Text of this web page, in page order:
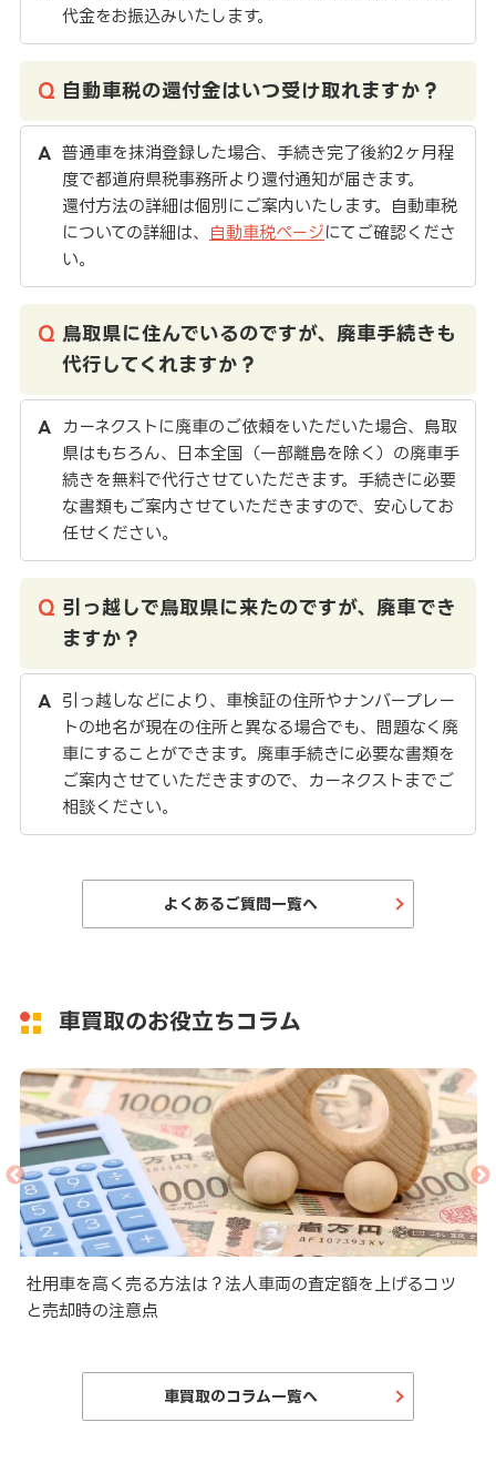
代金をお振込みいたします。
自動車税の還付金はいつ受け取れますか？
普通車を抹消登録した場合、手続き完了後約2ヶ月程
度で都道府県税事務所より還付通知が届きます。
還付方法の詳細は個別にご案内いたします。自動車税
についての詳細は、
自動車税ページにてご確認くださ
い。
鳥取県に住んでいるのですが、廃車手続きも
代行してくれますか？
カーネクストに廃車のご依頼をいただいた場合、鳥取
県はもちろん、日本全国（一部離島を除く）の廃車手
続きを無料で代行させていただきます。手続きに必要
な書類もご案内させていただきますので、安心してお
任せください。
引っ越しで鳥取県に来たのですが、廃車でき
ますか？
引っ越しなどにより、車検証の住所やナンバープレー
トの地名が現在の住所と異なる場合でも、問題なく廃
車にすることができます。廃車手続きに必要な書類を
ご案内させていただきますので、カーネクストまでご
相談ください。
よくあるご質問一覧へ
車買取のお役立ちコラム
社用車を高く売る方法は？法人車両の査定額を上げるコツ
と売却時の注意点
車買取のコラム一覧へ